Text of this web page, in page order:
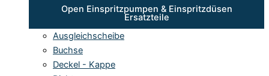
Open Einspritzpumpen & Einspritzdüsen
Ersatzteile
Ausgleichscheibe
Buchse
Deckel - Kappe